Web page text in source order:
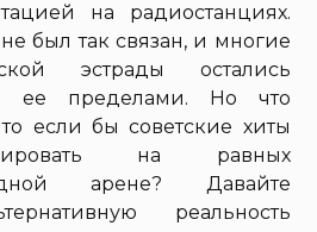
на радиостанциях.
был так связан, и многие
эстрады остались
ее пределами. Но что
если бы советские хиты
на равных
арене? Давайте
реальность